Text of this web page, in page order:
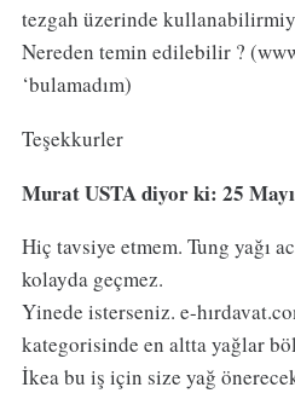
tezgah üzerinde
Nereden temin edilebilir ?
‘bulamadım)
Teşekkurler
Murat USTAdiyor ki: 25
Hiç tavsiye etmem. Tung yağı
kolayda geçmez.
Yinede isterseniz. e-
kategorisinde en altta yağlar
İkea bu iş için size yağ